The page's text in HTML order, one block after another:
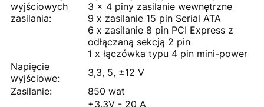
wyjściowych
zasilania:
3 x 4 piny zasilanie wewnętrzne
9 x zasilanie 15 pin Serial ATA
6 x zasilanie 8 pin PCI Express z
odłączaną sekcją 2 pin
1 x łączówka typu 4 pin mini-power
Napięcie
wyjściowe:
3,3, 5, ±12 V
Zasilanie:
850 wat
+3.3V - 20 A